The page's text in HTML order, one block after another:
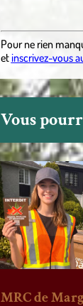
Pour ne rien
etinscrivez-vous
Vous
MRC de